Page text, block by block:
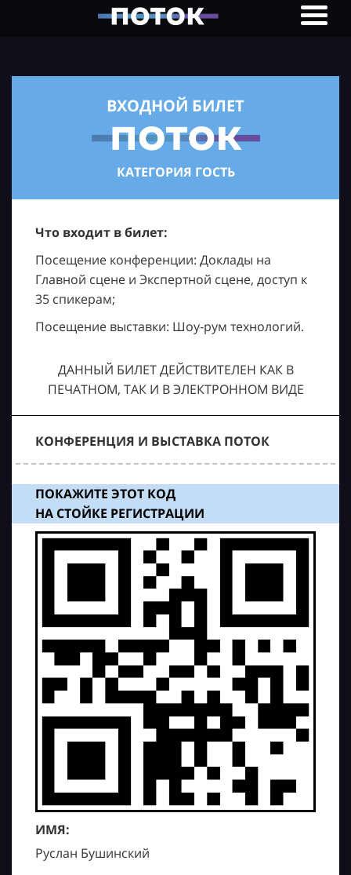
ВХОДНОЙ БИЛЕТ
КАТЕГОРИЯ ГОСТЬ
Что входит в билет:
Посещение конференции: Доклады на
Главной сцене и Экспертной сцене, доступ к
35 спикерам;
Посещение выставки: Шоу-рум технологий.
ДАННЫЙ БИЛЕТ ДЕЙСТВИТЕЛЕН КАК В
ПЕЧАТНОМ, ТАК И В ЭЛЕКТРОННОМ ВИДЕ
КОНФЕРЕНЦИЯ И ВЫСТАВКА ПОТОК
ПОКАЖИТЕ ЭТОТ КОД
НА СТОЙКЕ РЕГИСТРАЦИИ
ИМЯ:
Руслан Бушинский